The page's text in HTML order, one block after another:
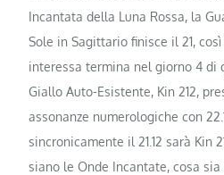
Incantata della Luna Rossa, la
Sole in Sagittario finisce il 21,
interessa termina nel giorno 4 di
Giallo Auto-Esistente, Kin 212,
assonanze numerologiche con
sincronicamente il 21.12 sarà Kin
siano le Onde Incantate, cosa